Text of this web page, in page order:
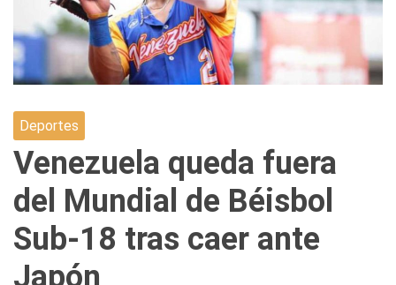
Deportes
Venezuela queda fuera
del Mundial de Béisbol
Sub-18 tras caer ante
Japón